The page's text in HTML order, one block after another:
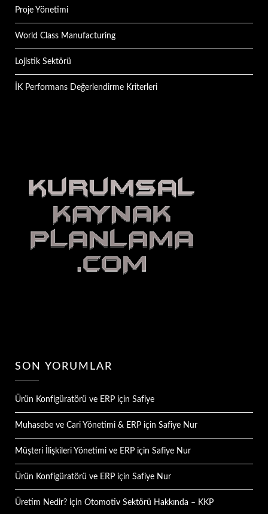
Proje Yönetimi
World Class Manufacturing
Lojistik Sektörü
İK Performans Değerlendirme Kriterleri
SON YORUMLAR
Ürün Konfigüratörü ve ERP için Safiye
Muhasebe ve Cari Yönetimi & ERP için Safiye Nur
Müşteri İlişkileri Yönetimi ve ERP için Safiye Nur
Ürün Konfigüratörü ve ERP için Safiye Nur
Üretim Nedir? için Otomotiv Sektörü Hakkında – KKP